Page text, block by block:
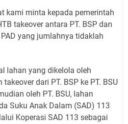
kami minta kepada pemerintah
takeover antara PT. BSP dan
yang jumlahnya tidaklah
lahan yang dikelola oleh
dari PT. BSP ke PT. BSU
oleh PT. BSU, lahan
Suku Anak Dalam (SAD) 113
Koperasi SAD 113 sebagai